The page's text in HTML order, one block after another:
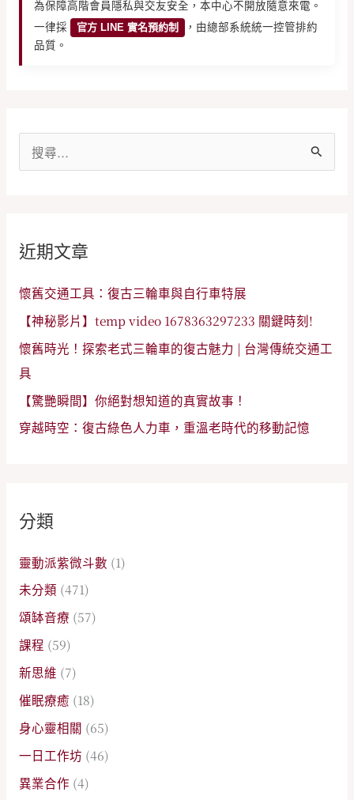
為保障高階會員隱私與交友安全，本中心不開放隨意來電。
一律採
官方 LINE 實名預約制
，由總部系統統一控管排約
品質。
字
近期文章
懷舊交通工具：復古三輪車與自行車特展
【神秘影片】temp video 1678363297233 關鍵時刻!
懷舊時光！探索老式三輪車的復古魅力 | 台灣傳統交通工
具
【驚艷瞬間】你絕對想知道的真實故事！
穿越時空：復古綠色人力車，重溫老時代的移動記憶
分類
靈動派紫微斗數 (1)
未分類 (471)
頌缽音療 (57)
課程 (59)
新思維 (7)
催眠療癒 (18)
身心靈相關 (65)
一日工作坊 (46)
異業合作 (4)